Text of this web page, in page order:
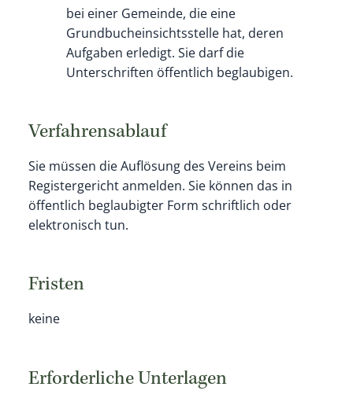
bei einer Gemeinde, die eine
Grundbucheinsichtsstelle hat, deren
Aufgaben erledigt. Sie darf die
Unterschriften öffentlich beglaubigen.
Verfahrensablauf
Sie müssen die Auflösung des Vereins beim
Registergericht anmelden. Sie können das in
öffentlich beglaubigter Form schriftlich oder
elektronisch tun.
Fristen
keine
Erforderliche Unterlagen